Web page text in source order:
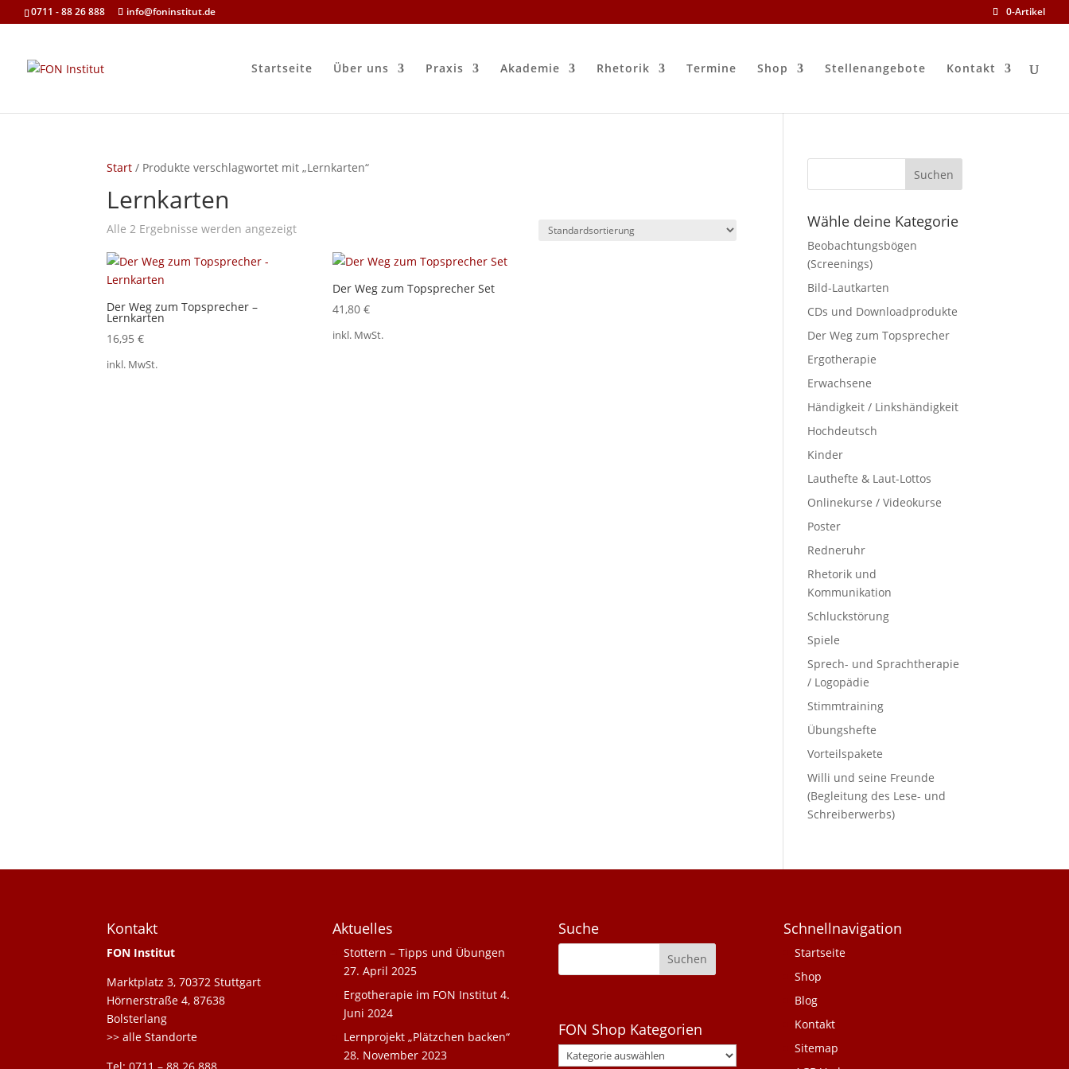
0711 - 88 26 888 info@foninstitut.de 0-Artikel
Startseite Über uns Praxis Akademie Rhetorik Termine Shop Stellenangebote Kontakt
Start / Produkte verschlagwortet mit „Lernkarten“
Lernkarten
Alle 2 Ergebnisse werden angezeigt
Der Weg zum Topsprecher –
Lernkarten
16,95€
inkl. MwSt.
Der Weg zum Topsprecher Set
41,80 €
inkl. MwSt.
Wähle deine Kategorie
Beobachtungsbögen
(Screenings)
Bild-Lautkarten
CDs und Downloadprodukte
Der Weg zum Topsprecher
Ergotherapie
Erwachsene
Händigkeit / Linkshändigkeit
Hochdeutsch
Kinder
Lauthefte & Laut-Lottos
Onlinekurse / Videokurse
Poster
Redneruhr
Rhetorik und
Kommunikation
Schluckstörung
Spiele
Sprech- und Sprachtherapie
/ Logopädie
Stimmtraining
Übungshefte
Vorteilspakete
Willi und seine Freunde
(Begleitung des Lese- und
Schreiberwerbs)
Kontakt
FON Institut
Marktplatz 3, 70372 Stuttgart
Hörnerstraße 4, 87638
Bolsterlang
>> alle Standorte
Tel: 0711 – 88 26 888
Aktuelles
Stottern – Tipps und Übungen
27. April 2025
Ergotherapie im FON Institut 4.
Juni 2024
Lernprojekt „Plätzchen backen“
28. November 2023
Suche
FON Shop Kategorien
Schnellnavigation
Startseite
Shop
Blog
Kontakt
Sitemap